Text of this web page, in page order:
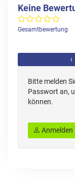
Keine
Gesamtbewertung
Bitte melden
Passwort an,
können.
Anmelden